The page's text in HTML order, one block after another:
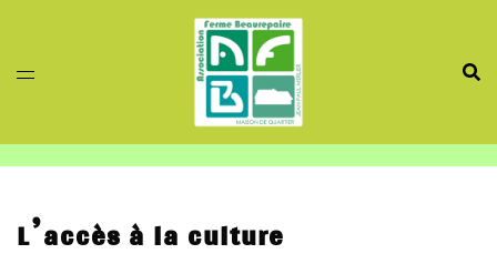
contenu
L’accès à la culture